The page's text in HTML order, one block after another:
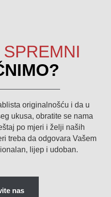
originalnošću i da u
ukusa, obratite se nama
po mjeri i želji naših
treba da odgovara Vašem
lijep i udoban.
nas